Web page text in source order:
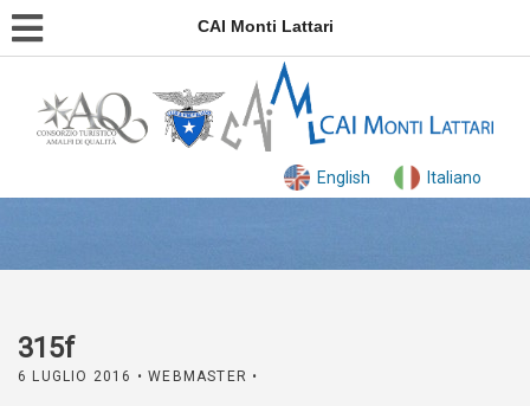
CAI Monti Lattari
English Italiano
315f
6 LUGLIO 2016 • WEBMASTER •